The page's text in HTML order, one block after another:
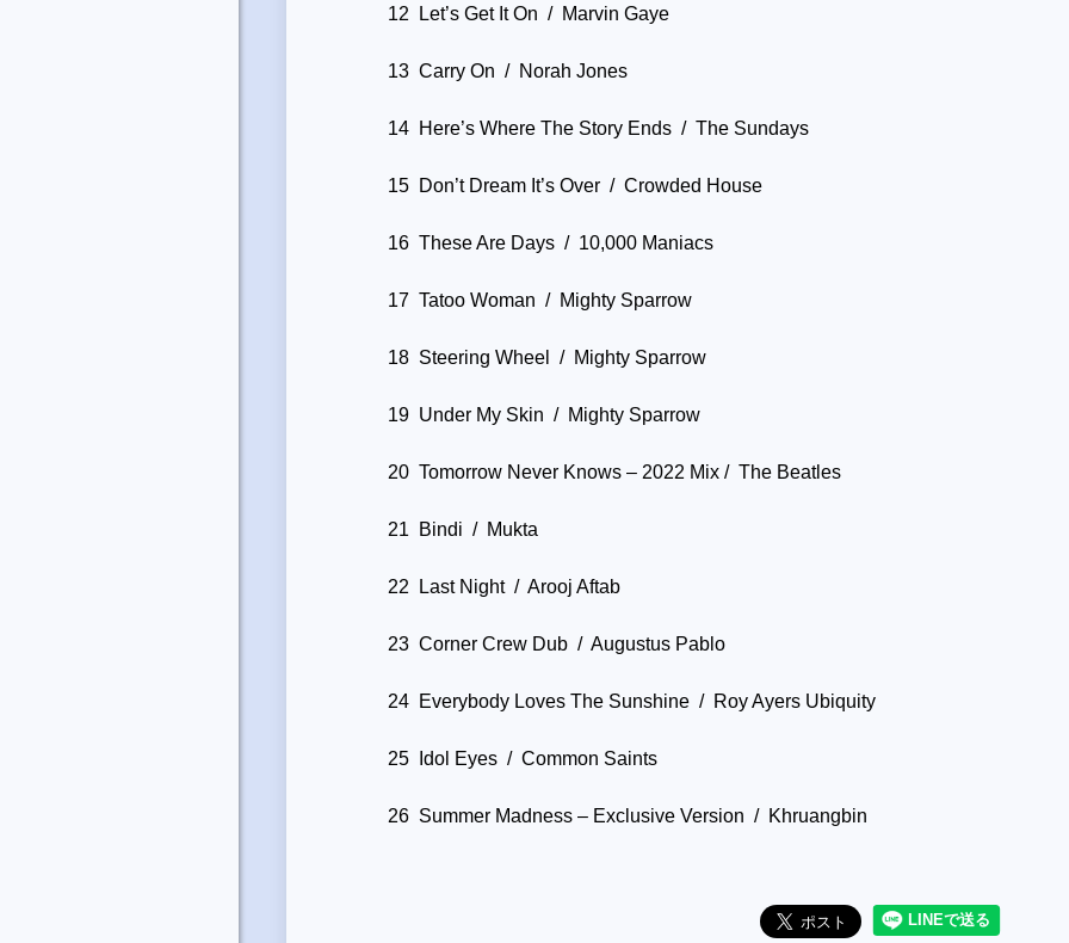
12 Let’s Get It On / Marvin Gaye
13 Carry On / Norah Jones
14 Here’s Where The Story Ends / The Sundays
15 Don’t Dream It’s Over / Crowded House
16 These Are Days / 10,000 Maniacs
17 Tatoo Woman / Mighty Sparrow
18 Steering Wheel / Mighty Sparrow
19 Under My Skin / Mighty Sparrow
20 Tomorrow Never Knows – 2022 Mix / The Beatles
21 Bindi / Mukta
22 Last Night / Arooj Aftab
23 Corner Crew Dub / Augustus Pablo
24 Everybody Loves The Sunshine / Roy Ayers Ubiquity
25 Idol Eyes / Common Saints
26 Summer Madness – Exclusive Version / Khruangbin